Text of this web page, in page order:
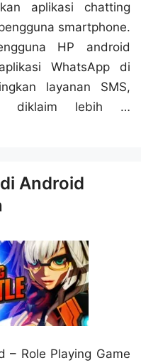
aplikasi chatting
smartphone.
HP android
WhatsApp di
layanan SMS,
diklaim lebih …
Android
– Role Playing Game